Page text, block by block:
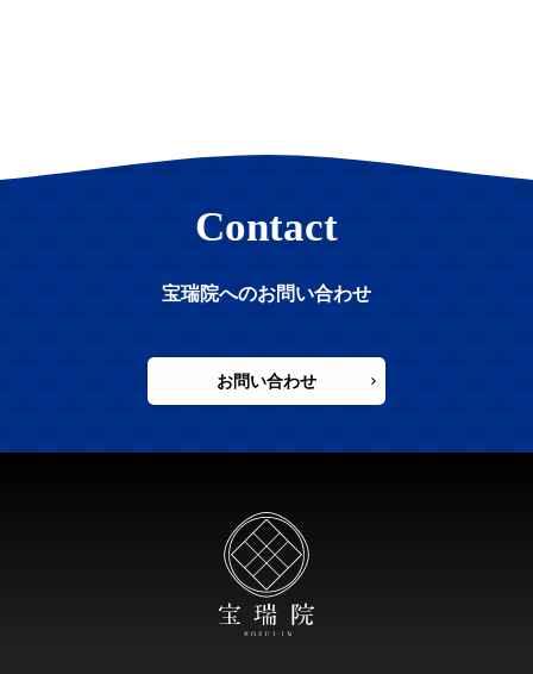
Contact
宝瑞院へのお問い合わせ
お問い合わせ